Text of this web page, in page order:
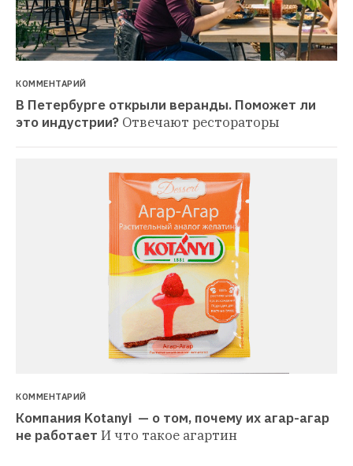
КОММЕНТАРИЙ
В Петербурге открыли веранды. Поможет ли
это индустрии? Отвечают рестораторы
КОММЕНТАРИЙ
Компания Kotanyi  — о том, почему их агар-агар
не работает И что такое агартин